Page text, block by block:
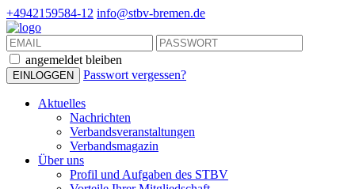
+4942159584-12 info@stbv-bremen.de
angemeldet bleiben
Passwort vergessen?
Aktuelles
Nachrichten
Verbandsveranstaltungen
Verbandsmagazin
Über uns
Profil und Aufgaben des STBV